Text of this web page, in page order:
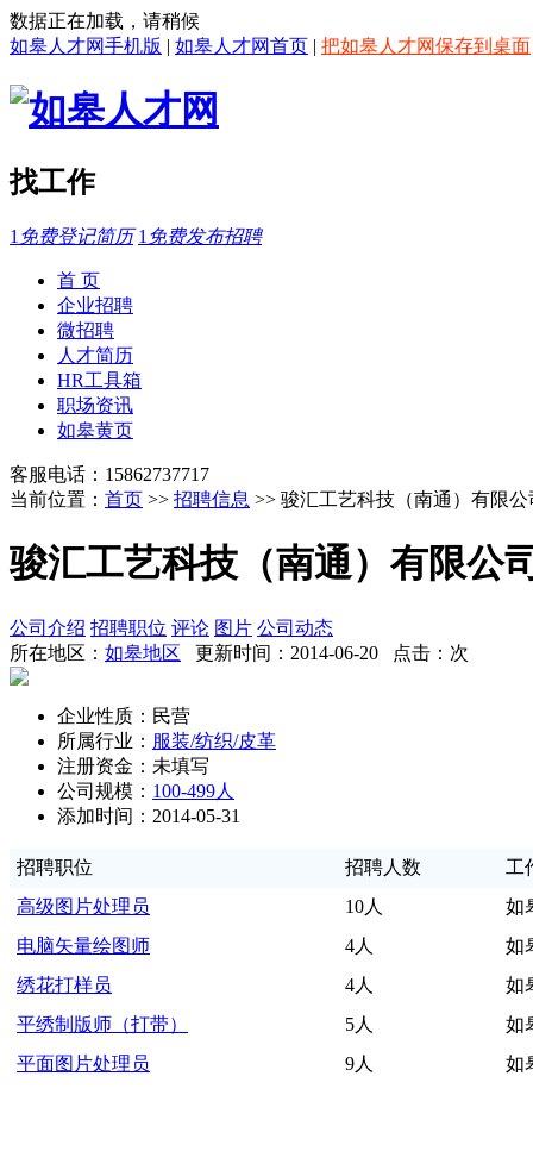
数据正在加载，请稍候
如皋人才网手机版 | 如皋人才网首页 | 把如皋人才网保存到桌面
找工作
1 免费登记简历 1 免费发布招聘
首 页
企业招聘
微招聘
人才简历
HR工具箱
职场资讯
如皋黄页
客服电话：15862737717
当前位置： 首页 >> 招聘信息 >> 骏汇工艺科技（南通）有限公
骏汇工艺科技（南通）有限公
公司介绍 招聘职位 评论 图片 公司动态
所在地区： 如皋地区 更新时间：2014-06-20 点击： 次
企业性质：民营
所属行业： 服装/纺织/皮革
注册资金：未填写
公司规模： 100-499人
添加时间：2014-05-31
招聘职位 招聘人数
工
高级图片处理员
10人
如
电脑矢量绘图师
4人
如
绣花打样员
4人
如
平绣制版师（打带）
5人
如
平面图片处理员
9人 如